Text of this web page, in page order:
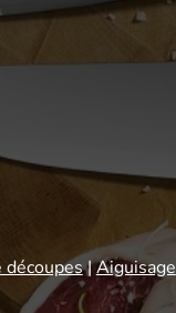
|Aiguisage